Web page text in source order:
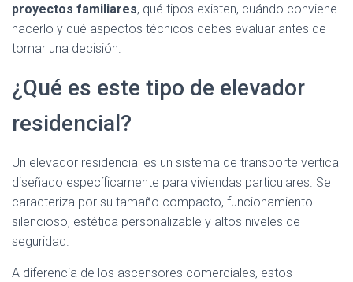
proyectos familiares, qué tipos existen, cuándo conviene
hacerlo y qué aspectos técnicos debes evaluar antes de
tomar una decisión.
¿Qué es este tipo de elevador
residencial?
Un elevador residencial es un sistema de transporte vertical
diseñado específicamente para viviendas particulares. Se
caracteriza por su tamaño compacto, funcionamiento
silencioso, estética personalizable y altos niveles de
seguridad.
A diferencia de los ascensores comerciales, estos